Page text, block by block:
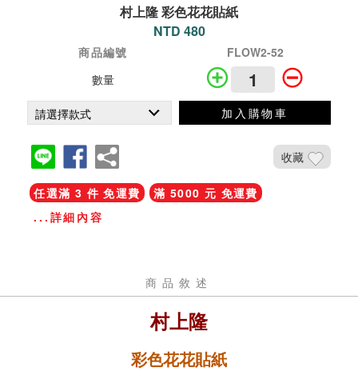
村上隆 彩色花花貼紙
NTD 480
商品編號
FLOW2-52
數量
加入購物車
收藏
任選滿 3 件 免運費
滿 5000 元 免運費
...詳細內容
商品敘述